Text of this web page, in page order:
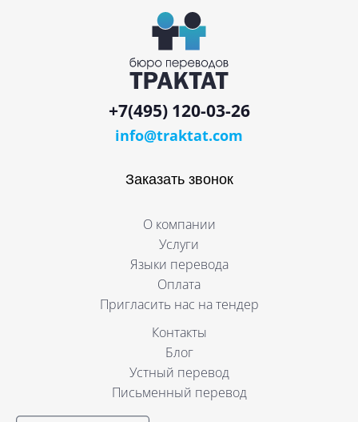
Заказать звонок
О компании
Услуги
Языки перевода
Оплата
Пригласить нас на тендер
Контакты
Блог
Устный перевод
Письменный перевод
+7(495) 120-03-26
info@traktat.com